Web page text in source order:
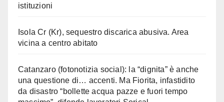
istituzioni
Isola Cr (Kr), sequestro discarica abusiva. Area
vicina a centro abitato
Catanzaro (fotonotizia social): la “dignita” è anche
una questione di… accenti. Ma Fiorita, infastidito
da disastro “bollette acqua pazze e fuori tempo